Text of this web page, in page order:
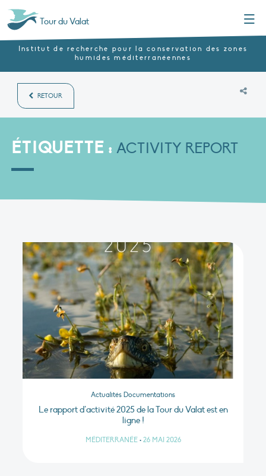
Tour du Valat
Institut de recherche pour la conservation des zones
humides méditerranéennes
RETOUR
ÉTIQUETTE : ACTIVITY REPORT
Actualités Documentations
Le rapport d’activité 2025 de la Tour du Valat est en
ligne !
MÉDITERRANÉE • 26 MAI 2026